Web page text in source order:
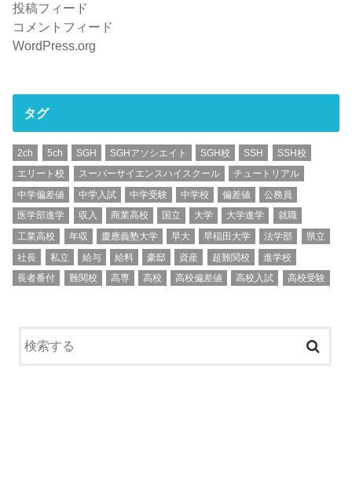
投稿フィード
コメントフィード
WordPress.org
タグ
2ch 5ch SGH SGHアソシエイト SGH校 SSH
SSH校
エリート校
スーパーサイエンスハイスクール
チュートリアル
中学偏差値
中学入試 中学受験 中学校 偏差値
公務員
医学部進学
収入 商業高校 国立 大学 大学進学
就職
工業高校
年収 慶應義塾大学 早大 早稲田大学 法学部
県立
社長
私立 給与 給料 豪邸 資産 超難関校
進学校
長者番付
難関校 高専 高校 高校偏差値 高校入試 高校受験